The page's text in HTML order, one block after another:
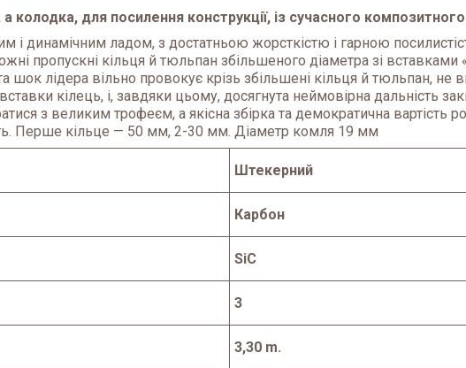
а колодка, для посилення конструкції, із сучасного
динамічним ладом, з достатньою жорсткістю і гарною
пропускні кільця й тюльпан збільшеного діаметра зі
шок лідера вільно провокує крізь збільшені кільця й тюльпан,
кілець, і, завдяки цьому, досягнута неймовірна дальність
з великим трофеєм, а якісна збірка та демократична вартість
Перше кільце — 50 мм, 2-30 мм. Діаметр комля 19 мм
Штекерний
Карбон
SiC
3
3,30 m.